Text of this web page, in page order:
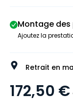
Montage
Ajoutez la
Retrait en
172,50 €